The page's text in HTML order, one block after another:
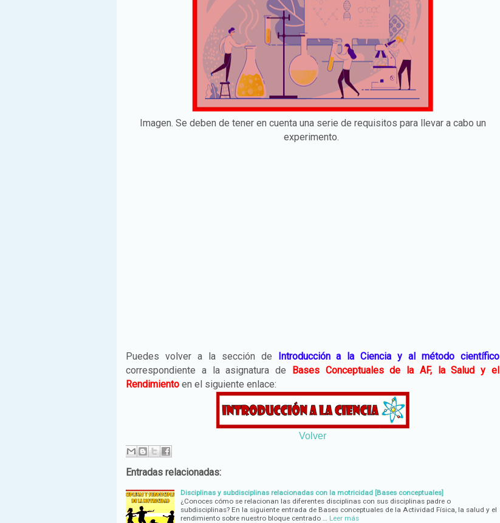
Imagen. Se deben de tener en cuenta una serie de requisitos para llevar a cabo un
experimento.
Puedes volver a la sección de Introducción a la Ciencia y al método científico
correspondiente a la asignatura de Bases Conceptuales de la AF, la Salud y el
Rendimiento en el siguiente enlace:
Volver
Entradas relacionadas:
Disciplinas y subdisciplinas relacionadas con la motricidad [Bases conceptuales]
¿Conoces cómo se relacionan las diferentes disciplinas con sus disciplinas padre o
subdisciplinas? En la siguiente entrada de Bases conceptuales de la Actividad Física, la salud y el
rendimiento sobre nuestro bloque centrado …
Leer más